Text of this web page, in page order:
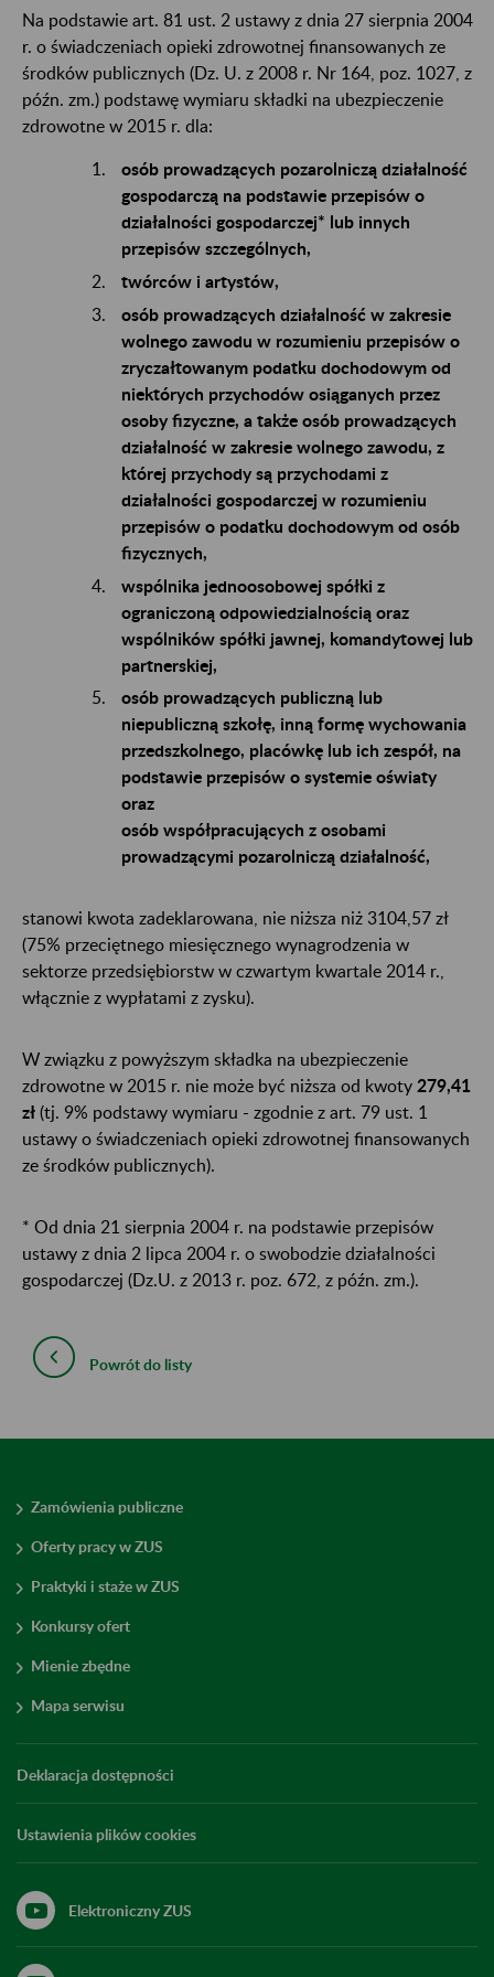
Na podstawie art. 81 ust. 2 ustawy z dnia 27 sierpnia 2004
r. o świadczeniach opieki zdrowotnej finansowanych ze
środków publicznych (Dz. U. z 2008 r. Nr 164, poz. 1027, z
późn. zm.) podstawę wymiaru składki na ubezpieczenie
zdrowotne w 2015 r. dla:
osób prowadzących pozarolniczą działalność
gospodarczą na podstawie przepisów o
działalności gospodarczej* lub innych
przepisów szczególnych,
twórców i artystów,
osób prowadzących działalność w zakresie
wolnego zawodu w rozumieniu przepisów o
zryczałtowanym podatku dochodowym od
niektórych przychodów osiąganych przez
osoby fizyczne, a także osób prowadzących
działalność w zakresie wolnego zawodu, z
której przychody są przychodami z
działalności gospodarczej w rozumieniu
przepisów o podatku dochodowym od osób
fizycznych,
wspólnika jednoosobowej spółki z
ograniczoną odpowiedzialnością oraz
wspólników spółki jawnej, komandytowej lub
partnerskiej,
osób prowadzących publiczną lub
niepubliczną szkołę, inną formę wychowania
przedszkolnego, placówkę lub ich zespół, na
podstawie przepisów o systemie oświaty
oraz
osób współpracujących z osobami
prowadzącymi pozarolniczą działalność,
stanowi kwota zadeklarowana, nie niższa niż 3104,57 zł
(75% przeciętnego miesięcznego wynagrodzenia w
sektorze przedsiębiorstw w czwartym kwartale 2014 r.,
włącznie z wypłatami z zysku).
W związku z powyższym składka na ubezpieczenie
zdrowotne w 2015 r. nie może być niższa od kwoty 279,41
zł (tj. 9% podstawy wymiaru - zgodnie z art. 79 ust. 1
ustawy o świadczeniach opieki zdrowotnej finansowanych
ze środków publicznych).
* Od dnia 21 sierpnia 2004 r. na podstawie przepisów
ustawy z dnia 2 lipca 2004 r. o swobodzie działalności
gospodarczej (Dz.U. z 2013 r. poz. 672, z późn. zm.).
Powrót do listy
Zamówienia publiczne
Oferty pracy w ZUS
Praktyki i staże w ZUS
Konkursy ofert
Mienie zbędne
Mapa serwisu
Deklaracja dostępności
Ustawienia plików cookies
Elektroniczny ZUS